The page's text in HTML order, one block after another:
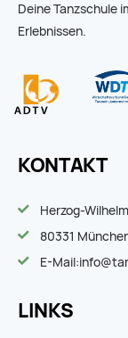
Deine Tanzschule
Erlebnissen.
KONTAKT
Herzog-
80331
E-Mail:
LINKS